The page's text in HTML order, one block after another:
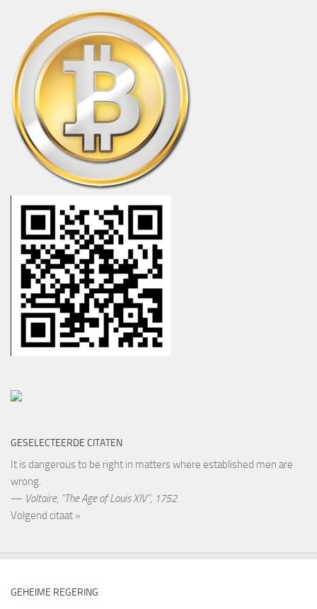
GESELECTEERDE CITATEN
It is dangerous to be right in matters where established men are
wrong.
— Voltaire, “The Age of Louis XIV”, 1752
Volgend citaat »
GEHEIME REGERING